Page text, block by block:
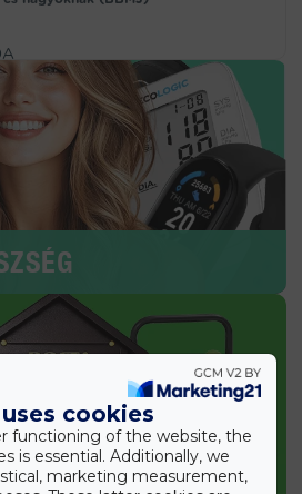
cookies
functioning of the website, the
is essential. Additionally, we
marketing measurement,